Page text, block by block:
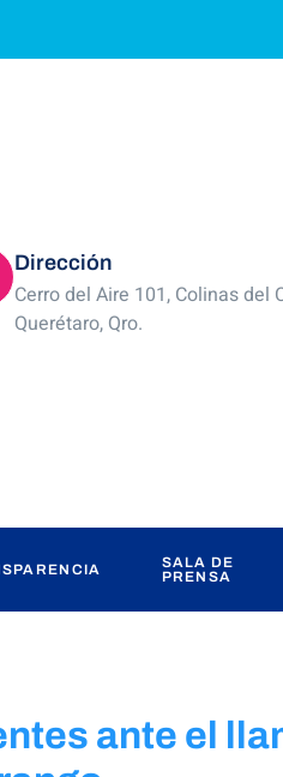
Dirección
Cerro del Aire 101, Colinas del
Querétaro, Qro.
SALA DE
PRENSA
ante el